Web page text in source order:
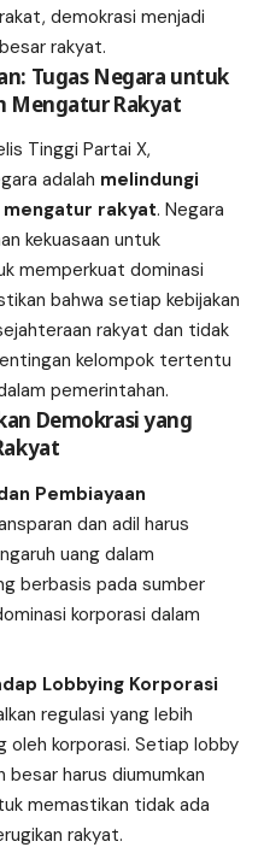
demokrasi menjadi
rakyat.
Tugas Negara untuk
Mengatur Rakyat
Tinggi Partai X,
adalah melindungi
mengatur rakyat. Negara
kekuasaan untuk
memperkuat dominasi
bahwa setiap kebijakan
rakyat dan tidak
kelompok tertentu
pemerintahan.
Demokrasi yang
Pembiayaan
dan adil harus
uang dalam
berbasis pada sumber
korporasi dalam
Lobbying Korporasi
regulasi yang lebih
korporasi. Setiap lobby
besar harus diumumkan
memastikan tidak ada
rakyat.